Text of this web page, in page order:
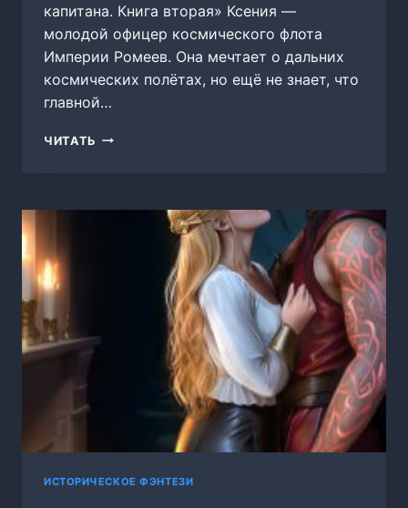
капитана. Книга вторая» Ксения —
молодой офицер космического флота
Империи Ромеев. Она мечтает о дальних
космических полётах, но ещё не знает, что
главной…
ЧИТАТЬ ПОМОЩНИЦА
ИСТОРИЧЕСКОЕ ФЭНТЕЗИ